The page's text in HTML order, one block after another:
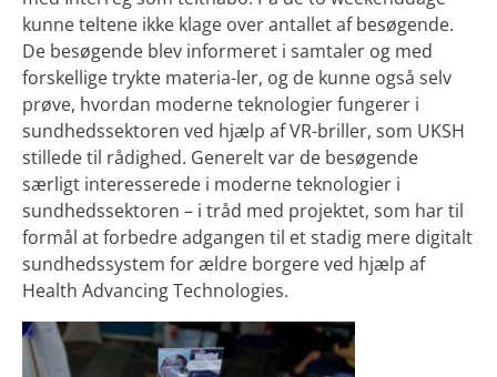
kunne teltene ikke klage over antallet af besøgende.
De besøgende blev informeret i samtaler og med
forskellige trykte materia-ler, og de kunne også selv
prøve, hvordan moderne teknologier fungerer i
sundhedssektoren ved hjælp af VR-briller, som UKSH
stillede til rådighed. Generelt var de besøgende
særligt interesserede i moderne teknologier i
sundhedssektoren – i tråd med projektet, som har til
formål at forbedre adgangen til et stadig mere digitalt
sundhedssystem for ældre borgere ved hjælp af
Health Advancing Technologies.